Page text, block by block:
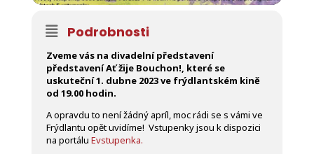
Podrobnosti
Zveme vás na divadelní představení
představení Ať žije Bouchon!, které se
uskuteční 1. dubne 2023 ve frýdlantském kině
od 19.00 hodin.
A opravdu to není žádný apríl, moc rádi se s vámi ve
Frýdlantu opět uvidíme! Vstupenky jsou k dispozici
na portálu Evstupenka.